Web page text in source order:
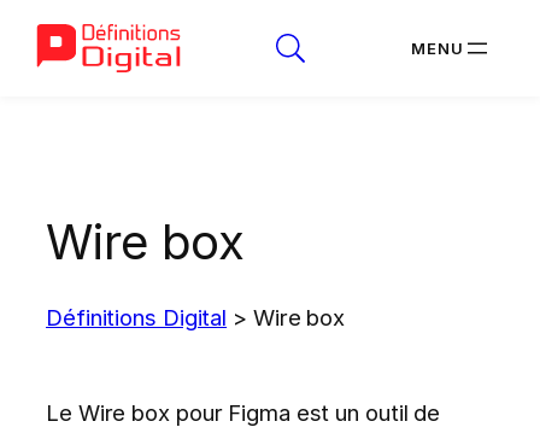
Wire box
Définitions Digital > Wire box
Le Wire box pour Figma est un outil de